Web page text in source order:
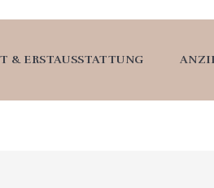
& ERSTAUSSTATTUNG